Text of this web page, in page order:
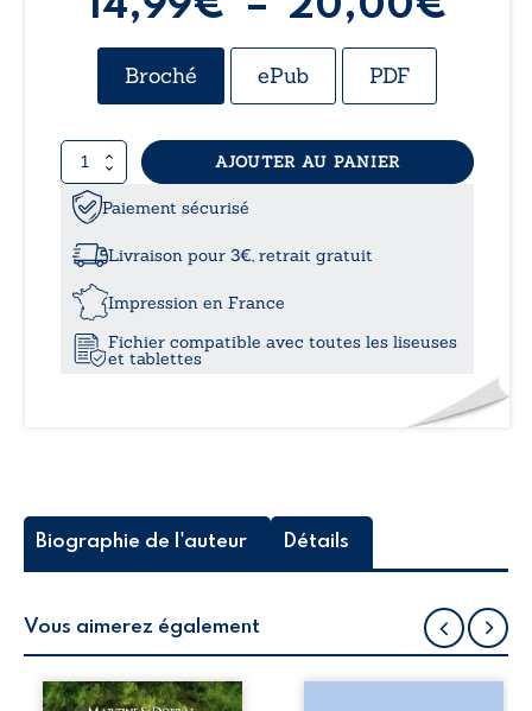
Broché ePub PDF
quantité
de
Quand
volent
les
Girafes
AJOUTER AU PANIER
Paiement sécurisé
Livraison pour 3€, retrait gratuit
Impression en France
Fichier compatible avec toutes les liseuses
et tablettes
Biographie de l'auteur Détails
Vous aimerez également
Julia, dite Rawilia,